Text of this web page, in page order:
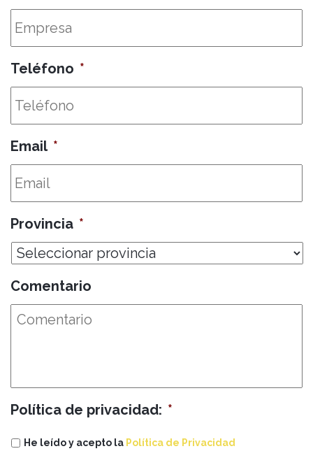
Teléfono *
Email *
Provincia *
Comentario
Política de privacidad: *
He leído y acepto la Política de Privacidad